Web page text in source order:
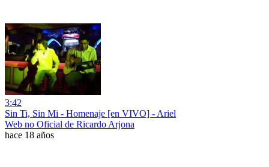
3:42
Sin Ti, Sin Mi - Homenaje [en VIVO] - Ariel
Web no Oficial de Ricardo Arjona
hace 18 años